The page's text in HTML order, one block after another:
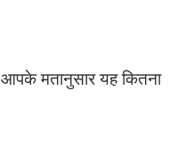
आपके मतानुसार यह कितना